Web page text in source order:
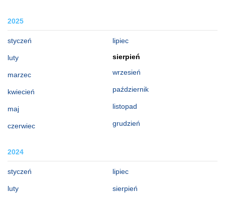
2025
styczeń
luty
marzec
kwiecień
maj
czerwiec
lipiec
sierpień
wrzesień
październik
listopad
grudzień
2024
styczeń
luty
lipiec
sierpień